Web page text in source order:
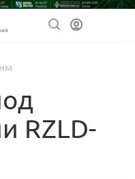
RZLD-